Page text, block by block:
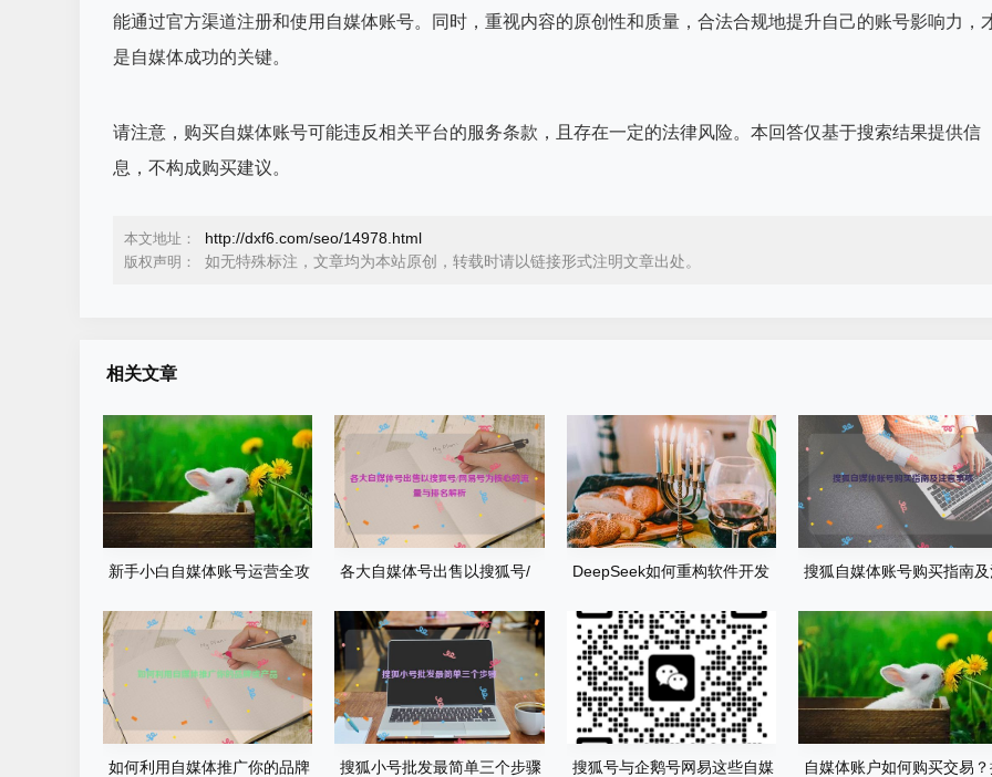
能通过官方渠道注册和使用自媒体账号。同时，重视内容的原创性和质量，合法合规地提升自己的账号影响力，
是自媒体成功的关键。
请注意，购买自媒体账号可能违反相关平台的服务条款，且存在一定的法律风险。本回答仅基于搜索结果提供信
息，不构成购买建议。
本文地址： http://dxf6.com/seo/14978.html
版权声明： 如无特殊标注，文章均为本站原创，转载时请以链接形式注明文章出处。
相关文章
新手小白自媒体账号运营全攻
网易搜索知乎百家号
各大自媒体号出售以搜狐号/
析
DeepSeek如何重构软件开发
景解析
搜狐自媒体账号购买指南
如何利用自媒体推广你的品牌
搜狐小号批发最简单三个步骤
搜狐号与企鹅号网易这些自媒
自媒体账户如何购买交易